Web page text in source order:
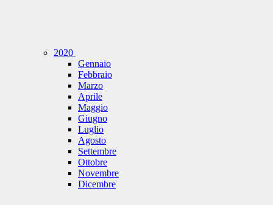
2020
Gennaio
Febbraio
Marzo
Aprile
Maggio
Giugno
Luglio
Agosto
Settembre
Ottobre
Novembre
Dicembre